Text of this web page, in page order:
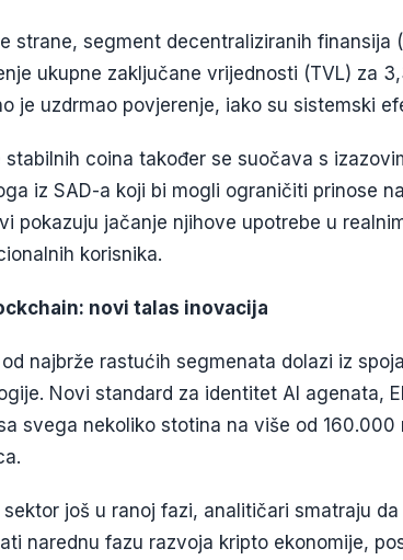
strane, segment decentraliziranih finansija
ukupne zaključane vrijednosti (TVL) za
je uzdrmao povjerenje, iako su sistemski
stabilnih coina također se suočava s
iz SAD-a koji bi mogli ograničiti prinose
pokazuju jačanje njihove upotrebe u
korisnika.
novi talas inovacija
najbrže rastućih segmenata dolazi iz
Novi standard za identitet AI agenata,
svega nekoliko stotina na više od
sektor još u ranoj fazi, analitičari smatraju
narednu fazu razvoja kripto ekonomije,